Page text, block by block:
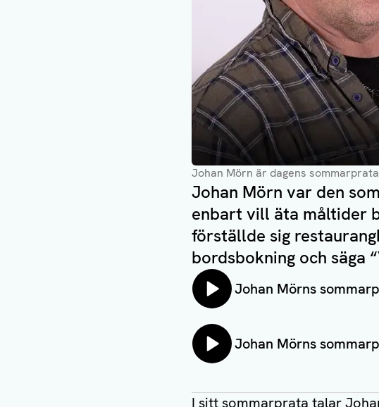
Johan Mörn är dagens
Johan Mörn var den
enbart vill äta måltider
förställde sig
bordsbokning och säga
Lyssna på:
Johan Mörns
Lyssna på:
Johan Mörns
I sitt sommarprata talar